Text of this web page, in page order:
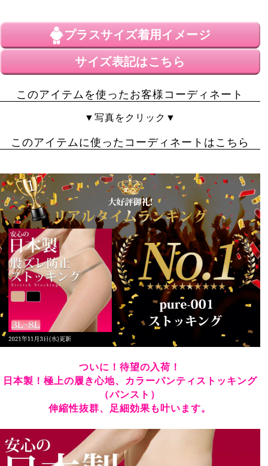
非公開
2026/02/23
す。こんなに履き心地の良いストッキングにはなかなか
がありがたい。大きいサイズって最近お店でも苦労しな
キングもなかなかお店では見つからないから、このゴー
ひよし
1
購入者
東京都 40代
女性
投稿日
2024/04/18
「大きいサイズとはいえ、高いな」と購入時は思いまし
たが。
はくときに（ゆっくりですが）引っ張っても、あまり不
安がなく伸びてくれました。
また、たまたまはいているときに転んでしまい。
膝を擦りむいたのですが、傷部分は破れても。
そこから大きく伝線することがなかったので、帰るまで
はいていられました。
50代
投稿日
2023/03/15
プラスサイズ着用イメージ
サイズ表記はこちら
このアイテムを使ったお客様コーディネート
▼写真をクリック▼
このアイテムに使ったコーディネートはこちら
ついに！待望の入荷！
日本製！極上の履き心地、カラーパンティストッキング
（パンスト）
伸縮性抜群、足細効果も叶います。